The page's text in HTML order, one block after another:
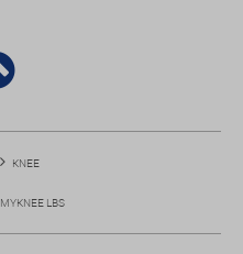
KNEE
MYKNEE LBS